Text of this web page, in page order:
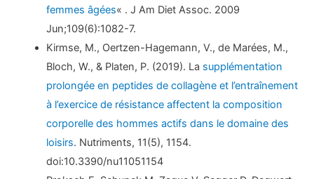
femmes âgées« . J Am Diet Assoc. 2009
Jun;109(6):1082-7.
Kirmse, M., Oertzen-Hagemann, V., de Marées, M.,
Bloch, W., & Platen, P. (2019). La supplémentation
prolongée en peptides de collagène et l’entraînement
à l’exercice de résistance affectent la composition
corporelle des hommes actifs dans le domaine des
loisirs. Nutriments, 11(5), 1154.
doi:10.3390/nu11051154